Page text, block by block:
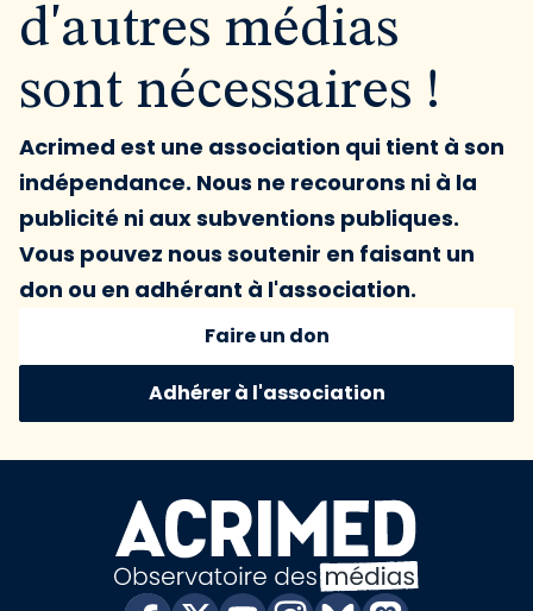
d'autres médias
sont nécessaires !
Acrimed est une association qui tient à son
indépendance. Nous ne recourons ni à la
publicité ni aux subventions publiques.
Vous pouvez nous soutenir en faisant un
don ou en adhérant à l'association.
Faire un don
Adhérer à l'association